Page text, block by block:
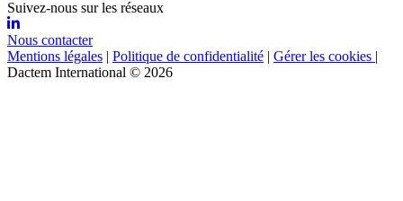
Suivez-nous sur les réseaux
Nous contacter
Mentions légales
Politique de confidentialité Gérer les cookies
Dactem International © 2026